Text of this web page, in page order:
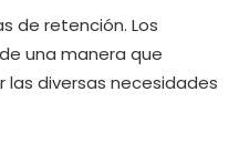
de retención. Los
una manera que
las diversas necesidades